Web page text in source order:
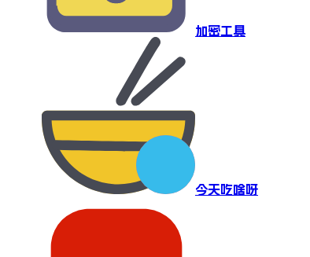
加密工具
今天吃啥呀